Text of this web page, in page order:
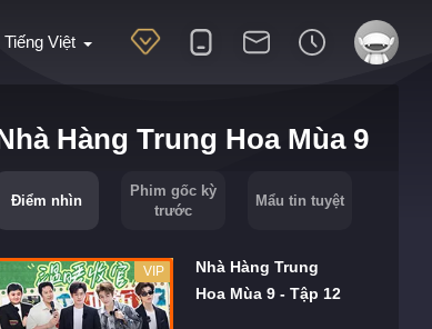
Tiếng Việt
Hàng Trung Hoa Mùa 9
Điểm nhìn
Phim gốc kỳ
trước
Mẩu tin tuyệt
VIP
Nhà Hàng Trung
Hoa Mùa 9 - Tập 12